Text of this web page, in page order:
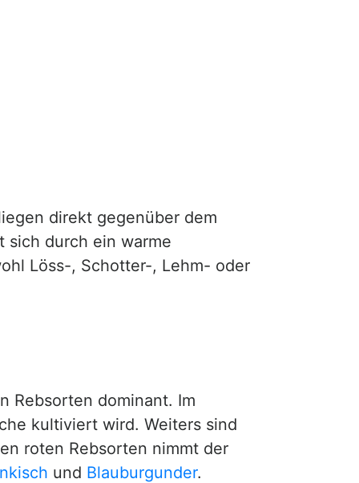
direkt gegenüber dem
sich durch ein warme
Löss-, Schotter-, Lehm- oder
Rebsorten dominant. Im
kultiviert wird. Weiters sind
roten Rebsorten nimmt der
und Blauburgunder.